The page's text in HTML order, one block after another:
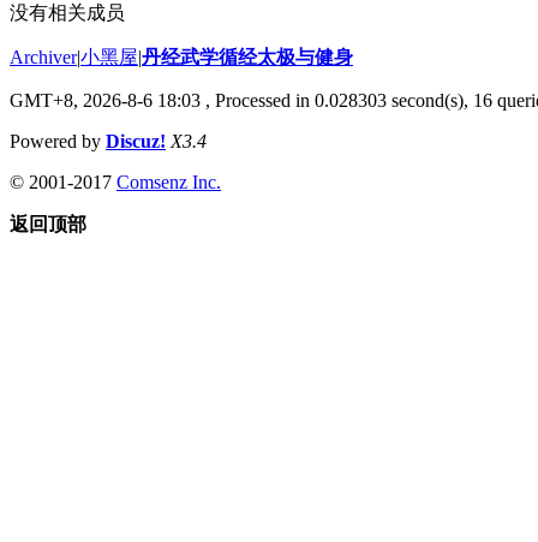
没有相关成员
Archiver|小黑屋|丹经武学循经太极与健身
GMT+8, 2026-8-6 18:03 , Processed in 0.028303 second(s), 16
Powered by Discuz! X3.4
© 2001-2017 Comsenz Inc.
返回顶部